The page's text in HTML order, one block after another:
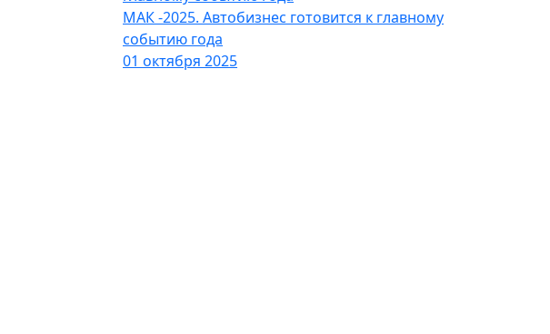
МАК -2025. Автобизнес готовится к главному
событию года
01 октября 2025